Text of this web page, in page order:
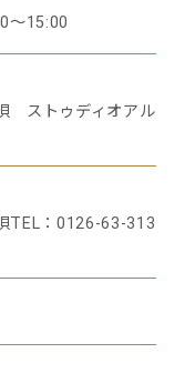
～15:00
ストゥディオアル
TEL：0126-63-313